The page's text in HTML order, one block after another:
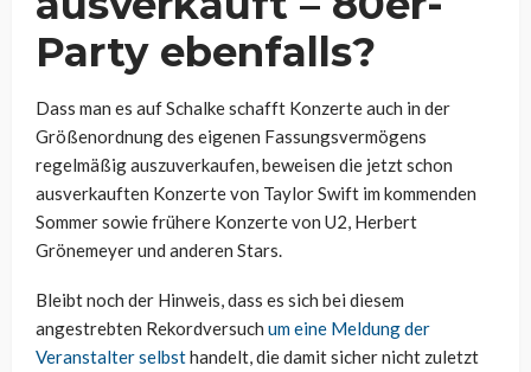
Party ebenfalls?
Dass man es auf Schalke schafft Konzerte auch in der
Größenordnung des eigenen Fassungsvermögens
regelmäßig auszuverkaufen, beweisen die jetzt schon
ausverkauften Konzerte von Taylor Swift im kommenden
Sommer sowie frühere Konzerte von U2, Herbert
Grönemeyer und anderen Stars.
Bleibt noch der Hinweis, dass es sich bei diesem
angestrebten Rekordversuch um eine Meldung der
Veranstalter selbsthandelt, die damit sicher nicht zuletzt